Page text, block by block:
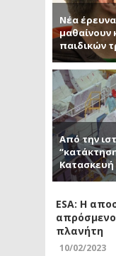
Νέα
παιδικών
Από την
Κατασκευή
ESA: Η
πλανήτη
10/02/2023